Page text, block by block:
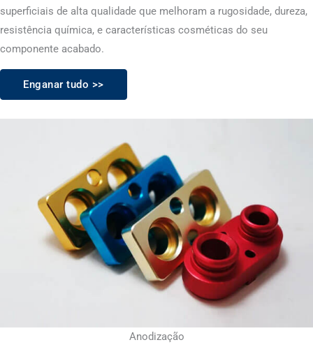
superficiais de alta qualidade que melhoram a rugosidade, dureza,
resistência química, e características cosméticas do seu
componente acabado.
Enganar tudo >>
Anodização